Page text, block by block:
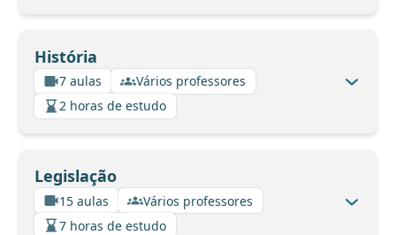
História
7 aulas
Vários professores
2 horas de estudo
Legislação
15 aulas
Vários professores
7 horas de estudo